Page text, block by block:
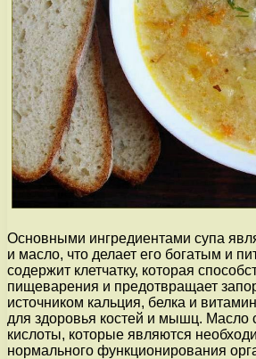
Основными ингредиентами супа
и масло, что делает его богатым и
содержит клетчатку, которая
пищеварения и предотвращает
источником кальция, белка и
для здоровья костей и мышц. Масло
кислоты, которые являются
нормального функционирования